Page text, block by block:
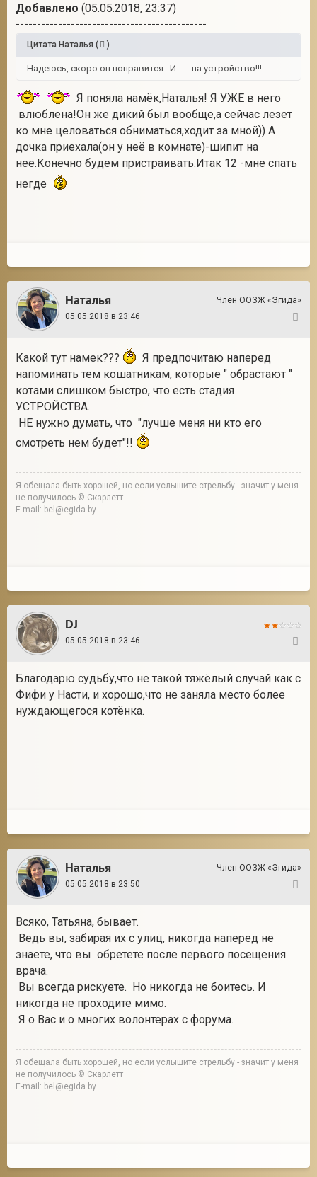
Добавлено (05.05.2018, 23:37)
---------------------------------------------
Цитата Наталья ( )
Надеюсь, скоро он поправится.. И- .... на устройство!!!
Я поняла намёк,Наталья! Я УЖЕ в него
влюблена!Он же дикий был вообще,а сейчас лезет
ко мне целоваться обниматься,ходит за мной)) А
дочка приехала(он у неё в комнате)-шипит на
неё.Конечно будем пристраивать.Итак 12 -мне спать
негде
Наталья
Член ООЗЖ «Эгида»
05.05.2018 в 23:46
Какой тут намек???
Я предпочитаю наперед
напоминать тем кошатникам, которые " обрастают "
котами слишком быстро, что есть стадия
УСТРОЙСТВА.
НЕ нужно думать, что "лучше меня ни кто его
смотреть нем будет"!!
Я обещала быть хорошей, но если услышите стрельбу - значит у меня
не получилось © Скарлетт
E-mail: bel@egida.by
DJ
05.05.2018 в 23:46
Благодарю судьбу,что не такой тяжёлый случай как с
Фифи у Насти, и хорошо,что не заняла место более
нуждающегося котёнка.
Наталья
Член ООЗЖ «Эгида»
05.05.2018 в 23:50
Всяко, Татьяна, бывает.
Ведь вы, забирая их с улиц, никогда наперед не
знаете, что вы обретете после первого посещения
врача.
Вы всегда рискуете. Но никогда не боитесь. И
никогда не проходите мимо.
Я о Вас и о многих волонтерах с форума.
Я обещала быть хорошей, но если услышите стрельбу - значит у меня
не получилось © Скарлетт
E-mail: bel@egida.by